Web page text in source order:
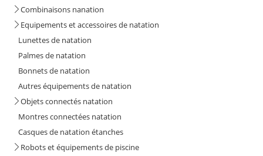
Combinaisons nanation
Equipements et accessoires de natation
Lunettes de natation
Palmes de natation
Bonnets de natation
Autres équipements de natation
Objets connectés natation
Montres connectées natation
Casques de natation étanches
Robots et équipements de piscine